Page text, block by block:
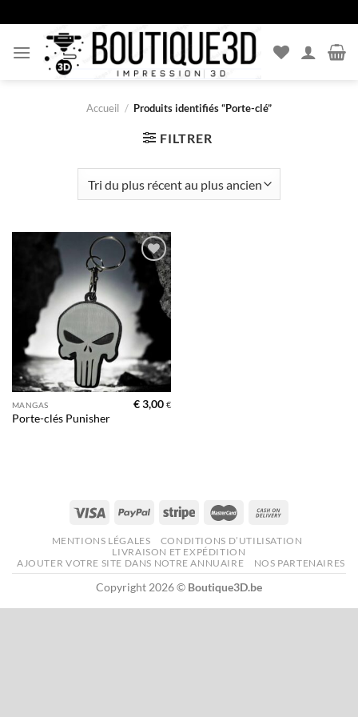
au
contenu
Accueil / Produits identifiés “Porte-clé”
FILTRER
Ajouter
à la liste
d’envies
MANGAS
Porte-clés Punisher
€3,00 €
MENTIONS LÉGALES
CONDITIONS D’UTILISATION
LIVRAISON ET EXPÉDITION
AJOUTER VOTRE SITE DANS NOTRE ANNUAIRE
NOS PARTENAIRES
Copyright 2026 © Boutique3D.be